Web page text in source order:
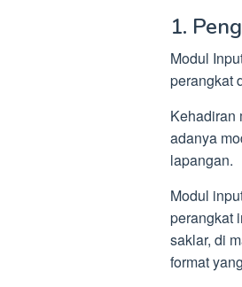
1.
Modul
perangkat
Kehadiran
adanya
lapangan.
Modul
perangkat
saklar, di
format